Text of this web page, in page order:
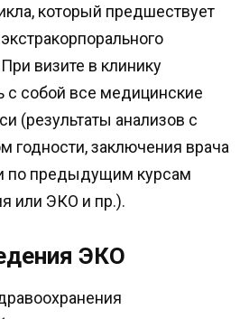
который предшествует
визите в клинику
с собой все медицинские
(результаты анализов с
годности, заключения врача
по предыдущим курсам
или ЭКО и пр.).
ЭКО